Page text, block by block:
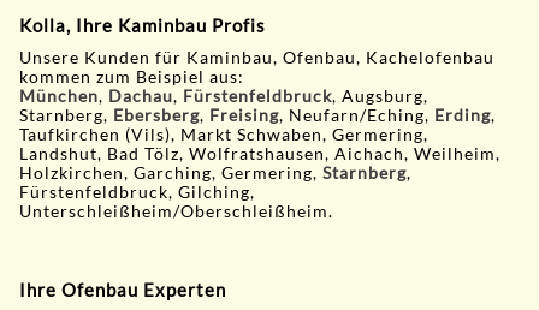
Kolla, Ihre Kaminbau Profis
Unsere Kunden für Kaminbau, Ofenbau, Kachelofenbau
kommen zum Beispiel aus:
München, Dachau, Fürstenfeldbruck, Augsburg,
Starnberg, Ebersberg, Freising, Neufarn/Eching, Erding,
Taufkirchen (Vils), Markt Schwaben, Germering,
Landshut, Bad Tölz, Wolfratshausen, Aichach, Weilheim,
Holzkirchen, Garching, Germering,Starnberg,
Fürstenfeldbruck, Gilching,
Unterschleißheim/Oberschleißheim.
Ihre Ofenbau Experten